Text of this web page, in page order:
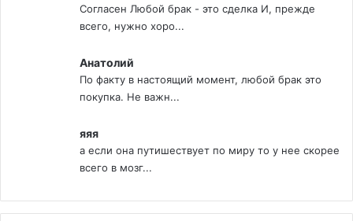
Согласен Любой брак - это сделка И, прежде
всего, нужно хоро...
Анатолий
По факту в настоящий момент, любой брак это
покупка. Не важн...
яяя
а если она путишествует по миру то у нее скорее
всего в мозг...